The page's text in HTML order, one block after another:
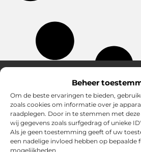
Beheer
Om de beste ervaringen te bieden,
zoals cookies om informatie over je
raadplegen. Door in te stemmen met
wij gegevens zoals surfgedrag of unieke
Als je geen toestemming geeft of uw
een nadelige invloed hebben op bepaalde
mogelijkheden.
Over Chobmak
Jouw gids voor inspiratie en tips uit
Ontdek een brede verzameling blogs
om het meeste uit elke dag te halen,
en verrassende inzichten.